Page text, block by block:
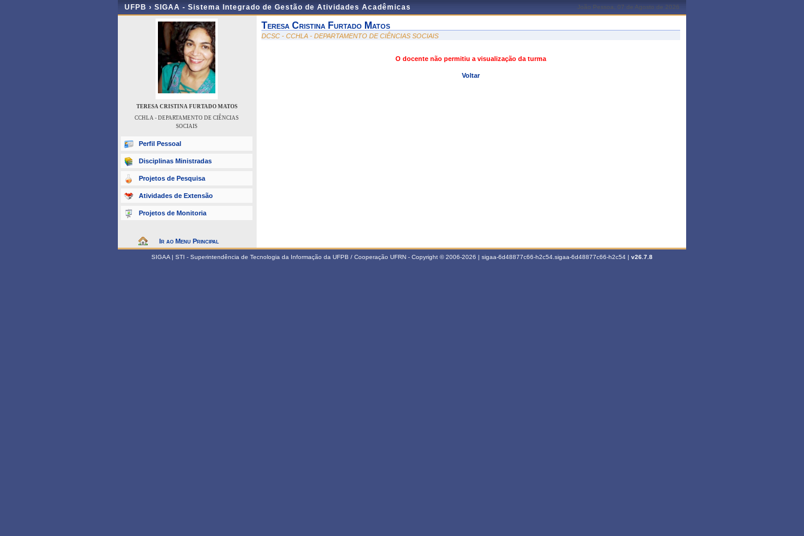
UFPB › SIGAA - Sistema Integrado de Gestão de Atividades Acadêmicas João Pessoa, 07 de Agosto de 2026
TERESA CRISTINA FURTADO MATOS
CCHLA - DEPARTAMENTO DE CIÊNCIAS
SOCIAIS
Perfil Pessoal
Disciplinas Ministradas
Projetos de Pesquisa
Atividades de Extensão
Projetos de Monitoria
Ir ao Menu Principal
Teresa Cristina Furtado Matos
DCSC - CCHLA - DEPARTAMENTO DE CIÊNCIAS SOCIAIS
O docente não permitiu a visualização da turma
Voltar
SIGAA | STI - Superintendência de Tecnologia da Informação da UFPB / Cooperação UFRN - Copyright © 2006-2026 | sigaa-6d48877c66-h2c54.sigaa-6d48877c66-h2c54 | v26.7.8